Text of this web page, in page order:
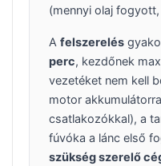
(mennyi olaj
A felszerelés
perc, kezdőnek
vezetéket nem kell
motor
csatlakozókkal), a
fúvóka a lánc első
szükség szerelő